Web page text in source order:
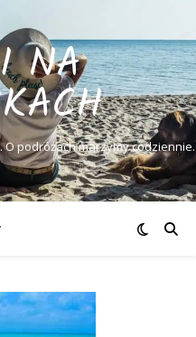
NA
podróżach marzymy codziennie.